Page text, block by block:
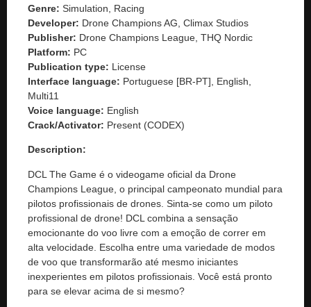
Genre: Simulation, Racing
Developer: Drone Champions AG, Climax Studios
Publisher: Drone Champions League, THQ Nordic
Platform: PC
Publication type: License
Interface language: Portuguese [BR-PT], English,
Multi11
Voice language: English
Crack/Activator: Present (CODEX)
Description:
DCL The Game é o videogame oficial da Drone
Champions League, o principal campeonato mundial para
pilotos profissionais de drones. Sinta-se como um piloto
profissional de drone! DCL combina a sensação
emocionante do voo livre com a emoção de correr em
alta velocidade. Escolha entre uma variedade de modos
de voo que transformarão até mesmo iniciantes
inexperientes em pilotos profissionais. Você está pronto
para se elevar acima de si mesmo?